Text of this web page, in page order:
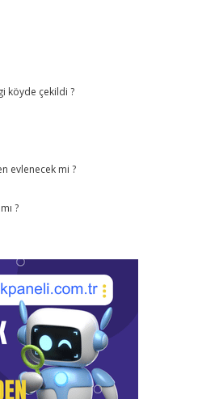
köyde çekildi ?
evlenecek mi ?
?